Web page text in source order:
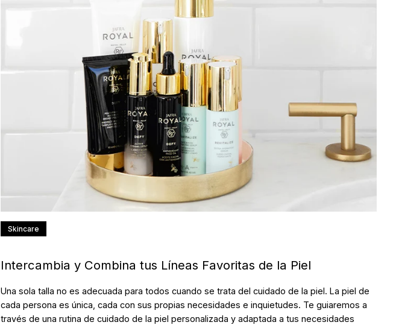
Skincare
Intercambia y Combina tus Líneas Favoritas de la Piel
Una sola talla no es adecuada para todos cuando se trata del cuidado de la piel. La piel de
cada persona es única, cada con sus propias necesidades e inquietudes. Te guiaremos a
través de una rutina de cuidado de la piel personalizada y adaptada a tus necesidades